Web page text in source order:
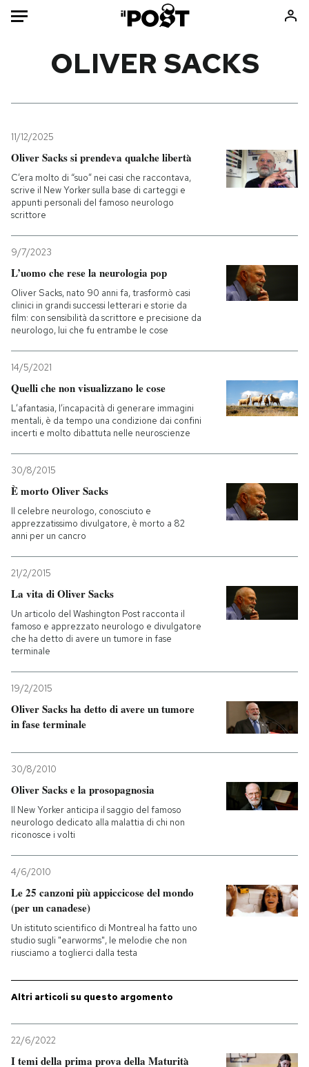
Mondo
Politica
Tecnologia
Internet
Scienza
Cultura
Economia
Sport
Consumismi
Storie/Idee
Ok Boomer!
Europa
Mondiali calcio 2026
PODCAST
NEWSLETTER
I MIEI PREFERITI
SHOP
CALENDARIO
Entra
OLIVER SACKS
11/12/2025
Oliver Sacks si prendeva qualche libertà
C’era molto di “suo” nei casi che raccontava,
scrive il New Yorker sulla base di carteggi e
appunti personali del famoso neurologo
scrittore
9/7/2023
L’uomo che rese la neurologia pop
Oliver Sacks, nato 90 anni fa, trasformò casi
clinici in grandi successi letterari e storie da
film: con sensibilità da scrittore e precisione da
neurologo, lui che fu entrambe le cose
14/5/2021
Quelli che non visualizzano le cose
L’afantasia, l’incapacità di generare immagini
mentali, è da tempo una condizione dai confini
incerti e molto dibattuta nelle neuroscienze
30/8/2015
È morto Oliver Sacks
Il celebre neurologo, conosciuto e
apprezzatissimo divulgatore, è morto a 82
anni per un cancro
21/2/2015
La vita di Oliver Sacks
Un articolo del Washington Post racconta il
famoso e apprezzato neurologo e divulgatore
che ha detto di avere un tumore in fase
terminale
19/2/2015
Oliver Sacks ha detto di avere un tumore
in fase terminale
30/8/2010
Oliver Sacks e la prosopagnosia
Il New Yorker anticipa il saggio del famoso
neurologo dedicato alla malattia di chi non
riconosce i volti
4/6/2010
Le 25 canzoni più appiccicose del mondo
(per un canadese)
Un istituto scientifico di Montreal ha fatto uno
studio sugli "earworms", le melodie che non
riusciamo a toglierci dalla testa
Altri articoli su questo argomento
22/6/2022
I temi della prima prova della Maturità